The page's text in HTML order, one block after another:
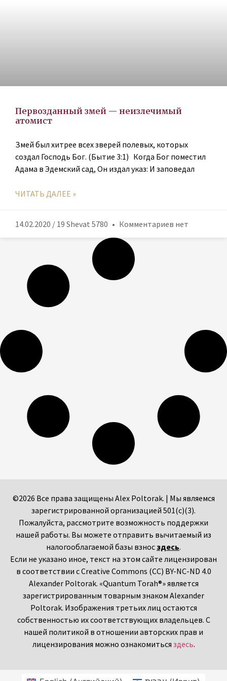
Первозданный змей — неизлечимый
атомист
Змей был хитрее всех зверей полевых, которых
создал Господь Бог. (Бытие 3:1) Когда Бог поместил
Адама в Эдемский сад, Он издал указ: И заповедал
ЧИТАТЬ ДАЛЕЕ »
14.02.2020 / 19 Shevat 5780 Комментариев нет
©2026 Все права защищены Alex Poltorak. | Мы являемся
зарегистрированной организацией 501(c)(3).
Пожалуйста, рассмотрите возможность поддержки
нашей работы. Вы можете отправить вычитаемый из
налогооблагаемой базы взнос здесь.
Если не указано иное, текст на этом сайте лицензирован
в соответствии с Creative Commons (CC) BY-NC-ND 4.0
Alexander Poltorak. «Quantum Torah®» является
зарегистрированным товарным знаком Alexander
Poltorak. Изображения третьих лиц остаются
собственностью их соответствующих владельцев. С
нашей политикой в отношении авторских прав и
лицензирования можно ознакомиться здесь.